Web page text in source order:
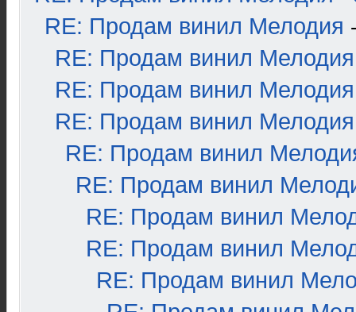
RE: Продам винил Мелодия
RE: Продам винил Мелодия
RE: Продам винил Мелодия
RE: Продам винил Мелодия
RE: Продам винил
RE: Продам винил
RE: Продам винил
RE: Продам винил
RE: Продам винил